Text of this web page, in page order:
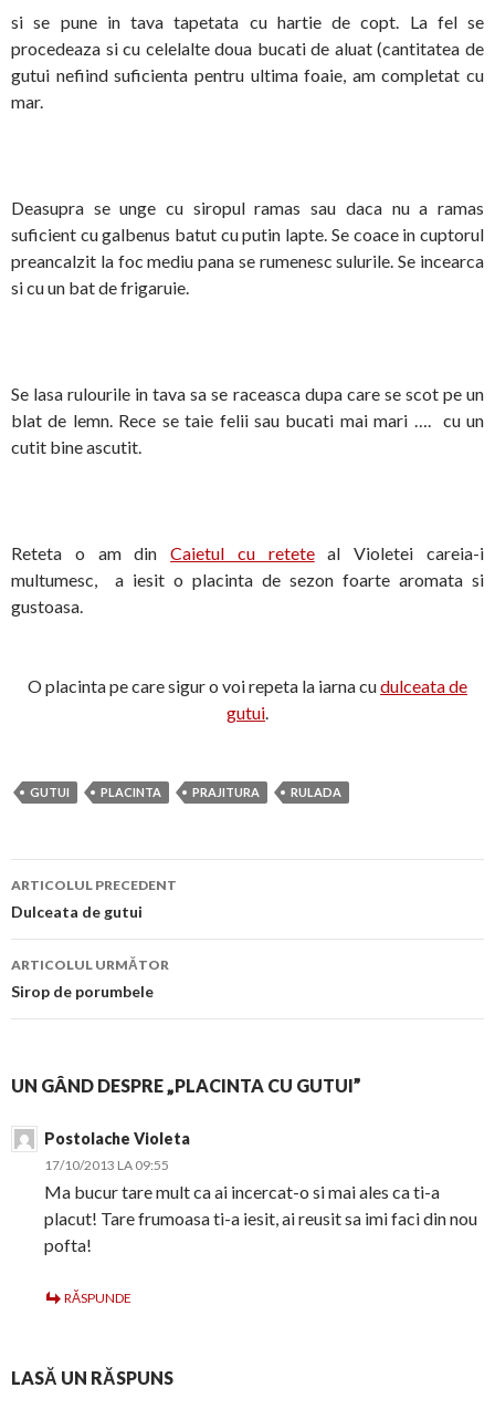
si se pune in tava tapetata cu hartie de copt. La fel se
procedeaza si cu celelalte doua bucati de aluat (cantitatea de
gutui nefiind suficienta pentru ultima foaie, am completat cu
mar.
Deasupra se unge cu siropul ramas sau daca nu a ramas
suficient cu galbenus batut cu putin lapte. Se coace in cuptorul
preancalzit la foc mediu pana se rumenesc sulurile. Se incearca
si cu un bat de frigaruie.
Se lasa rulourile in tava sa se raceasca dupa care se scot pe un
blat de lemn. Rece se taie felii sau bucati mai mari …. cu un
cutit bine ascutit.
Reteta o am dinCaietul cu reteteal Violetei careia-i
multumesc, a iesit o placinta de sezon foarte aromata si
gustoasa.
O placinta pe care sigur o voi repeta la iarna cudulceata de
gutui.
GUTUI PLACINTA PRAJITURA RULADA
Navigare
în
articol
ARTICOLUL PRECEDENT
Dulceata de gutui
ARTICOLUL URMĂTOR
Sirop de porumbele
UN GÂND DESPRE „PLACINTA CU GUTUI”
Postolache Violeta
17/10/2013 LA 09:55
Ma bucur tare mult ca ai incercat-o si mai ales ca ti-a
placut! Tare frumoasa ti-a iesit, ai reusit sa imi faci din nou
pofta!
RĂSPUNDE
LASĂ UN RĂSPUNS